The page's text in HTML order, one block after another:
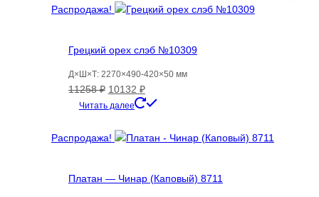
14314 ₽.
Распродажа!
Грецкий орех слэб №10309
Д×Ш×Т: 2270×490-420×50 мм
11258₽ Первоначальная
цена
11258 ₽.
10132 ₽Текущая
цена:
Читать далее
Распродажа!
Платан — Чинар (Каповый) 8711